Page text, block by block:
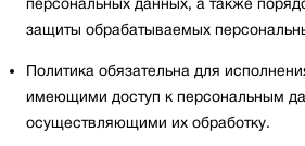
защиты обрабатываемых
Политика обязательна для
имеющими доступ к персональным
осуществляющими их обработку.